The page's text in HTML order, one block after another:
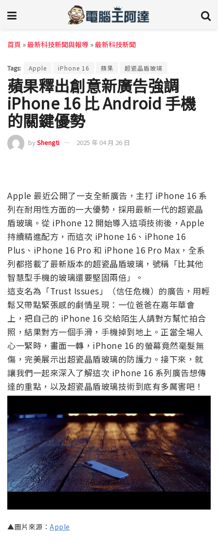
首頁 »最新科技新聞與報導 »最新科技新聞
Tags: Apple iPhone 16 蘋果 超瓷晶盾玻璃
蘋果釋出創意新廣告強調
iPhone 16 比 Android 手機
的關鍵優勢
byShengti 2025 年 04 月 26 日
Apple 最近公開了一支全新廣告，主打 iPhone 16 系
列在耐用性方面的一大優勢，採用最新一代的超瓷晶
盾玻璃。從 iPhone 12 開始導入這項技術後，Apple
持續精進配方，而這次 iPhone 16、iPhone 16
Plus、iPhone 16 Pro 和 iPhone 16 Pro Max，全系
列都搭載了最新版本的超瓷晶盾玻璃，號稱「比其他
智慧型手機的玻璃還要堅固兩倍」。
這支名為「Trust Issues」（信任危機）的廣告，用輕
鬆又帶點緊張感的劇情呈現：一位爸爸在嘉年華會
上，把自己的 iPhone 16 交給陌生人請對方幫忙拍合
照，結果對方一個手滑，手機掉到地上。正當全場人
心一緊時，畫面一轉，iPhone 16 的螢幕竟然毫髮無
傷，完美展示出超瓷晶盾玻璃的防護力。接下來，就
讓我們一起來深入了解這次 iPhone 16 系列廣告想傳
達的重點，以及超瓷晶盾玻璃技術到底有多厲害吧！
▲圖片來源： Apple